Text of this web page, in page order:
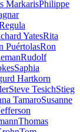
MarkarisPhilippe
YatesRita
PuértolasRon
Rudolf
Saphia
Hartkorn
Steve TesichStieg
TamaroSusanne
Thomas